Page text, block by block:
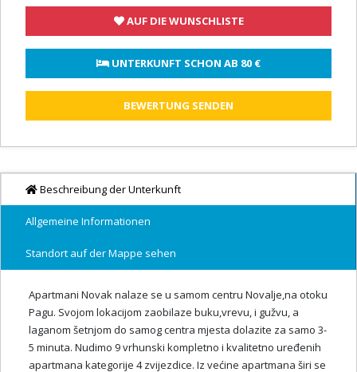
AUF DIE WUNSCHLISTE
UNTERKUNFT SCHON AB 80 €
BEWERTUNG SENDEN
Beschreibung der Unterkunft
Allgemeine Informationen
Standort auf der Mappe sehen
Apartmani Novak nalaze se u samom centru Novalje,na otoku
Pagu. Svojom lokacijom zaobilaze buku,vrevu, i gužvu, a
laganom šetnjom do samog centra mjesta dolazite za samo 3-
5 minuta. Nudimo 9 vrhunski kompletno i kvalitetno uređenih
apartmana kategorije 4 zvijezdice. Iz većine apartmana širi se